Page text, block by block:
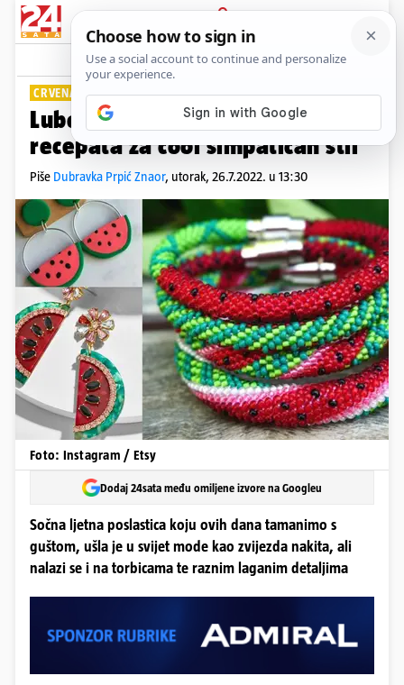
PRIJAVA
Lifestyle Komentari
CRVENA I ZELENA
Lubenica je tako fina: 7 stilskih
recepata za cool simpatičan stil
Piše Dubravka Prpić Znaor, utorak, 26.7.2022. u 13:30
Foto: Instagram / Etsy
Dodaj 24sata među omiljene izvore na Googleu
Sočna ljetna poslastica koju ovih dana tamanimo s
guštom, ušla je u svijet mode kao zvijezda nakita, ali
nalazi se i na torbicama te raznim laganim detaljima